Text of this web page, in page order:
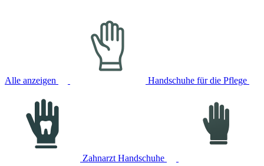
Alle anzeigen Handschuhe für die Pflege
Zahnarzt Handschuhe